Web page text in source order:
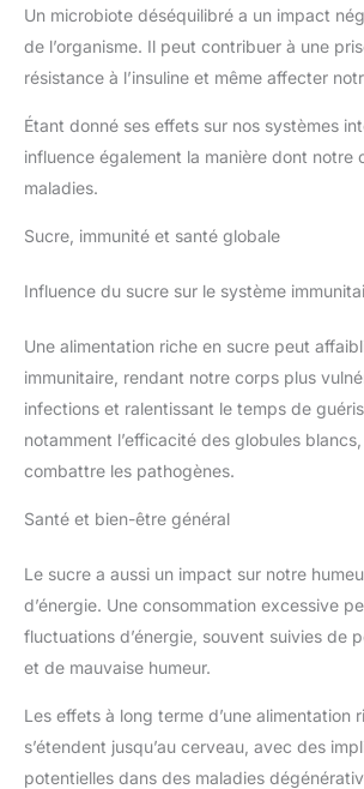
Un microbiote déséquilibré a un impact
de l’organisme. Il peut contribuer à une
résistance à l’insuline et même affecter
Étant donné ses effets sur nos systèmes
influence également la manière dont notre
maladies.
Sucre, immunité et santé globale
Influence du sucre sur le système
Une alimentation riche en sucre peut
immunitaire, rendant notre corps plus
infections et ralentissant le temps de
notamment l’efficacité des globules
combattre les pathogènes.
Santé et bien-être général
Le sucre a aussi un impact sur notre
d’énergie. Une consommation excessive
fluctuations d’énergie, souvent suivies de
et de mauvaise humeur.
Les effets à long terme d’une alimentation
s’étendent jusqu’au cerveau, avec des
potentielles dans des maladies